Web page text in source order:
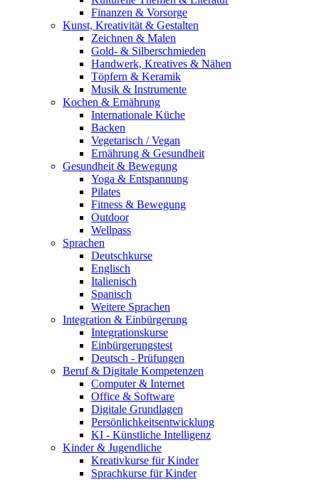
Finanzen & Vorsorge
Kunst, Kreativität & Gestalten
Zeichnen & Malen
Gold- & Silberschmieden
Handwerk, Kreatives & Nähen
Töpfern & Keramik
Musik & Instrumente
Kochen & Ernährung
Internationale Küche
Backen
Vegetarisch / Vegan
Ernährung & Gesundheit
Gesundheit & Bewegung
Yoga & Entspannung
Pilates
Fitness & Bewegung
Outdoor
Wellpass
Sprachen
Deutschkurse
Englisch
Italienisch
Spanisch
Weitere Sprachen
Integration & Einbürgerung
Integrationskurse
Einbürgerungstest
Deutsch - Prüfungen
Beruf & Digitale Kompetenzen
Computer & Internet
Office & Software
Digitale Grundlagen
Persönlichkeitsentwicklung
KI - Künstliche Intelligenz
Kinder & Jugendliche
Kreativkurse für Kinder
Sprachkurse für Kinder